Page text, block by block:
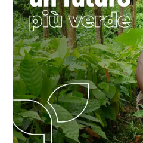
2023